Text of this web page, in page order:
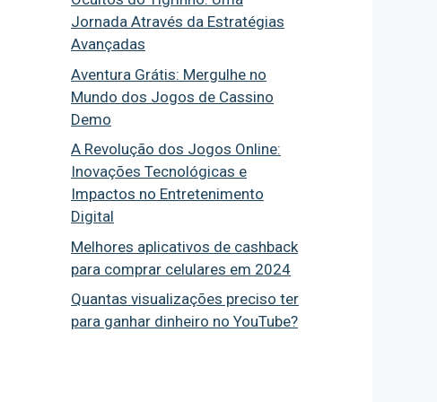
Jornada Através da Estratégias
Avançadas
Aventura Grátis: Mergulhe no
Mundo dos Jogos de Cassino
Demo
A Revolução dos Jogos Online:
Inovações Tecnológicas e
Impactos no Entretenimento
Digital
Melhores aplicativos de cashback
para comprar celulares em 2024
Quantas visualizações preciso ter
para ganhar dinheiro no YouTube?